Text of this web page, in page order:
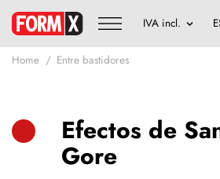
Home Entre bastidores
Efectos de
Gore